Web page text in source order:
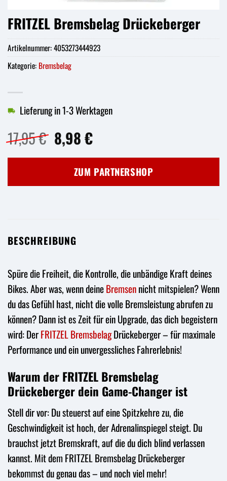
FRITZEL Bremsbelag Drückeberger
17,95€ Ursprünglicher
Preis
war:
17,95 €
8,98€Aktueller
ist:
8,98 €.
Lieferung in 1-3 Werktagen
ZUM PARTNERSHOP
Artikelnummer:4053273444923
Kategorie: Bremsbelag
BESCHREIBUNG
Spüre die Freiheit, die Kontrolle, die unbändige Kraft deines
Bikes. Aber was, wenn deineBremsennicht mitspielen? Wenn
du das Gefühl hast, nicht die volle Bremsleistung abrufen zu
können? Dann ist es Zeit für ein Upgrade, das dich begeistern
wird: DerFRITZELBremsbelagDrückeberger – für maximale
Performance und ein unvergessliches Fahrerlebnis!
Warum der FRITZEL Bremsbelag
Drückeberger dein Game-Changer ist
Stell dir vor: Du steuerst auf eine Spitzkehre zu, die
Geschwindigkeit ist hoch, der Adrenalinspiegel steigt. Du
brauchst jetzt Bremskraft, auf die du dich blind verlassen
kannst. Mit dem FRITZEL Bremsbelag Drückeberger
bekommst du genau das – und noch viel mehr!